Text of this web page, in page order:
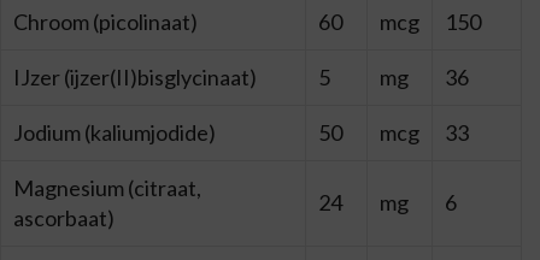
Chroom (picolinaat) 60 mcg 150
IJzer (ijzer(II)bisglycinaat) 5 mg 36
Jodium (kaliumjodide) 50 mcg 33
Magnesium (citraat,
ascorbaat)
24 mg 6